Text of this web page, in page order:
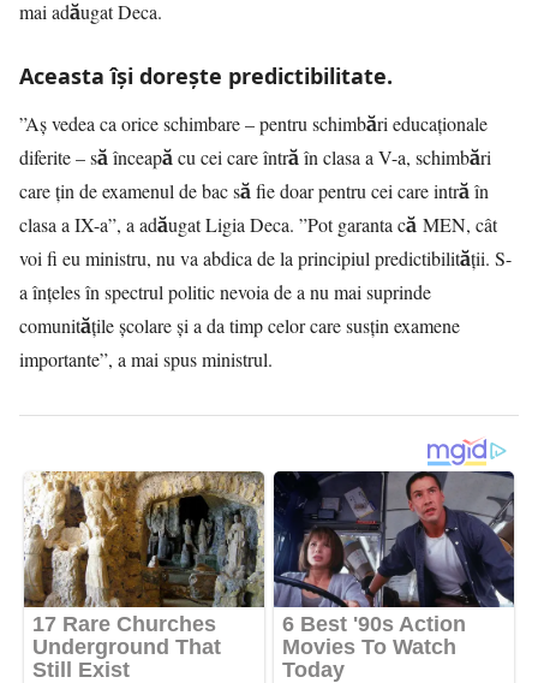
mai adăugat Deca.
Aceasta îşi doreşte predictibilitate.
”Aş vedea ca orice schimbare – pentru schimbări educaţionale
diferite – să înceapă cu cei care întră în clasa a V-a, schimbări
care ţin de examenul de bac să fie doar pentru cei care intră în
clasa a IX-a”, a adăugat Ligia Deca. ”Pot garanta că MEN, cât
voi fi eu ministru, nu va abdica de la principiul predictibilităţii. S-
a înţeles în spectrul politic nevoia de a nu mai suprinde
comunităţile şcolare şi a da timp celor care susţin examene
importante”, a mai spus ministrul.